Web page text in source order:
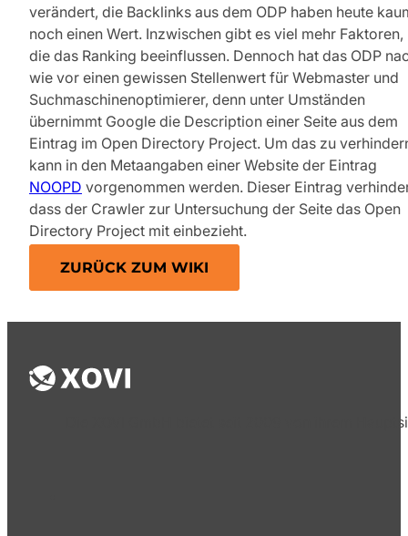
verändert, die Backlinks aus dem ODP haben heute
noch einen Wert. Inzwischen gibt es viel mehr Faktoren,
die das Ranking beeinflussen. Dennoch hat das ODP
wie vor einen gewissen Stellenwert für Webmaster und
Suchmaschinenoptimierer, denn unter Umständen
übernimmt Google die Description einer Seite aus dem
Eintrag im Open Directory Project. Um das zu
kann in den Metaangaben einer Website der Eintrag
NOOPD vorgenommen werden. Dieser Eintrag
dass der Crawler zur Untersuchung der Seite das Open
Directory Project mit einbezieht.
ZURÜCK ZUM WIKI
Die XOVI GmbH bietet seit 2009 von ihrem